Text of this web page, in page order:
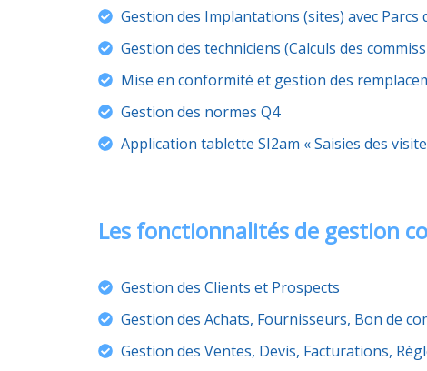
Gestion des Implantations (sites) avec Parcs
Gestion des techniciens (Calculs des
Mise en conformité et gestion des
Gestion des normes Q4
Application tablette SI2am « Saisies des
Les fonctionnalités de gestion
Gestion des Clients et Prospects
Gestion des Achats, Fournisseurs, Bon de
Gestion des Ventes, Devis, Facturations,